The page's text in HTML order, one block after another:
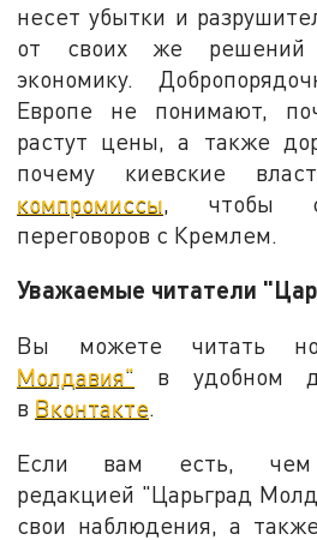
несет убытки и
от своих же решений
экономику.
Европе не понимают,
растут цены, а также
почему киевские
компромиссы, чтобы
переговоров с Кремлем.
Уважаемые читатели
Вы можете читать
Молдавия" в удобном
в Вконтакте.
Если вам есть, чем
редакцией "Царьград
свои наблюдения, а